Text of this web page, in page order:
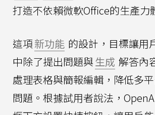
打造不依賴微軟Office的生產力
這項新功能 的設計，目標讓用
中除了提出問題與生成 解答內
處理表格與簡報編輯，降低多
問題。根據試用者說法，